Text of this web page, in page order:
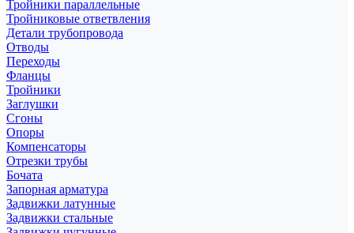
Тройники параллельные
Тройниковые ответвления
Детали трубопровода
Отводы
Переходы
Фланцы
Тройники
Заглушки
Сгоны
Опоры
Компенсаторы
Отрезки трубы
Бочата
Запорная арматура
Задвижки латунные
Задвижки стальные